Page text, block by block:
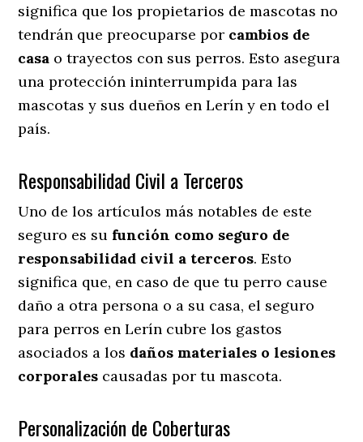
significa que los propietarios de mascotas no
tendrán que preocuparse por cambios de
casa o trayectos con sus perros. Esto asegura
una protección ininterrumpida para las
mascotas y sus dueños en Lerín y en todo el
país.
Responsabilidad Civil a Terceros
Uno de los artículos más notables de este
seguro es su función como seguro de
responsabilidad civil a terceros. Esto
significa que, en caso de que tu perro cause
daño a otra persona o a su casa, el seguro
para perros en Lerín cubre los gastos
asociados a los daños materiales o lesiones
corporales causadas por tu mascota.
Personalización de Coberturas